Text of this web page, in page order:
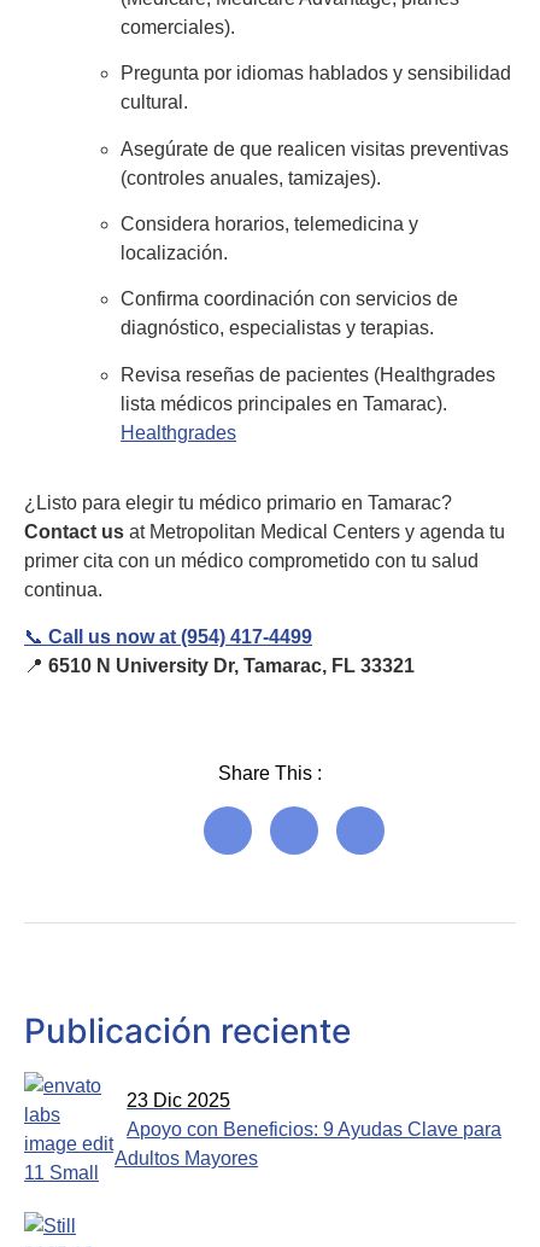
comerciales).
Pregunta por idiomas hablados y sensibilidad
cultural.
Asegúrate de que realicen visitas preventivas
(controles anuales, tamizajes).
Considera horarios, telemedicina y
localización.
Confirma coordinación con servicios de
diagnóstico, especialistas y terapias.
Revisa reseñas de pacientes (Healthgrades
lista médicos principales en Tamarac).
Healthgrades
¿Listo para elegir tu médico primario en Tamarac?
Contact us at Metropolitan Medical Centers y agenda tu
primer cita con un médico comprometido con tu salud
continua.
📞 Call us now at (954) 417-4499
📍 6510 N University Dr, Tamarac, FL 33321
Share This :
Publicación reciente
23 Dic 2025
Apoyo con Beneficios: 9 Ayudas Clave para
Adultos Mayores